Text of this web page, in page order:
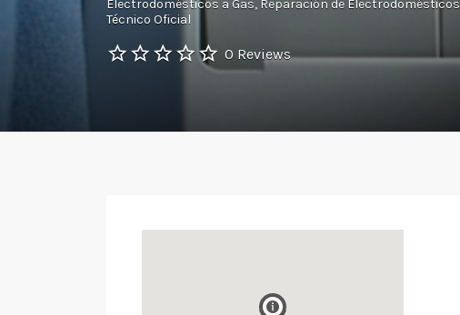
Electrodomésticos a Gas Reparación de Electrodomésticos
Técnico Oficial
0 Reviews